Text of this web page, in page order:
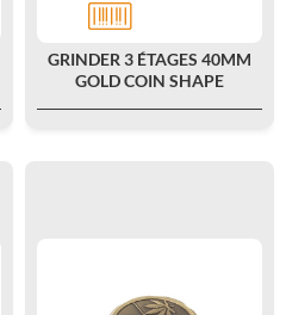
GRINDER 3 ÉTAGES 40MM
GOLD COIN SHAPE